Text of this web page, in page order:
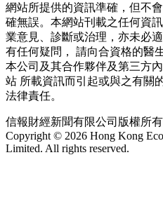
網站所提供的資訊準確，但不
確無誤。本網站刊載之任何資
業意見、診斷或治理，亦未必
有任何疑問， 請向合資格的醫
本公司及其合作夥伴及第三方
站 所載資訊而引起或與之有關
法律責任。
信報財經新聞有限公司版權所有
Copyright © 2026 Hong Kong
Limited. All rights reserved.